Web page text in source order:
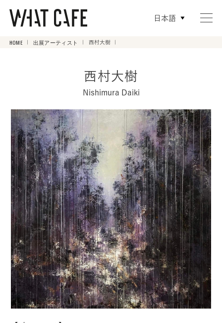
日本語
HOME 出展アーティスト 西村大樹
西村大樹
Nishimura Daiki